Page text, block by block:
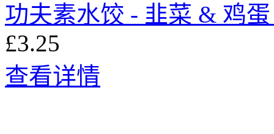
功夫素水饺 - 韭菜 & 鸡蛋
£3.25
查看详情